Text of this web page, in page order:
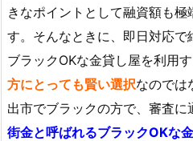
きなポイントとして融資額も極
す。そんなときに、即日対応で
ブラックOKな金貸し屋を利用す
方にとっても賢い選択なのでは
出市でブラックの方で、審査
街金と呼ばれるブラックOKな